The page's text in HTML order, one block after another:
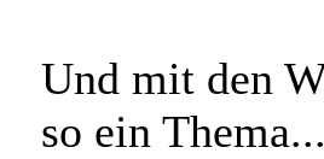
Und mit den
so ein